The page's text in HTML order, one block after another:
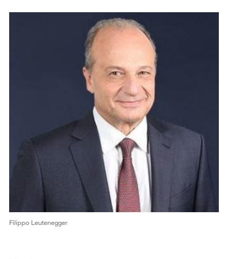
Filippo Leutenegger